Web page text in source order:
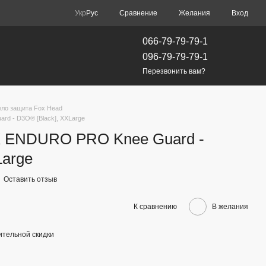
Укр Рус Сравнение Желания Вход
066-79-79-79-1
096-79-79-79-1
Перезвонить вам?
защита Fox Head
- D3O® [Black], XXLarge
PRO Knee Guard -
Оставить отзыв
К сравнению В желания
скидки